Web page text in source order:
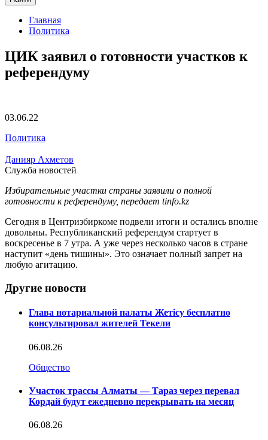
Главная
Политика
ЦИК заявил о готовности участков к
референдуму
03.06.22
Политика
Данияр Ахметов
Служба новостей
Избирательные участки страны заявили о полной
готовности к референдуму, передает tinfo.kz
Сегодня в Центризбиркоме подвели итоги и остались вполне
довольны. Республиканский референдум стартует в
воскресенье в 7 утра. А уже через несколько часов в стране
наступит «день тишины». Это означает полный запрет на
любую агитацию.
Другие новости
Глава нотариальной палаты Жетісу бесплатно
консультировал жителей Текели
06.08.26
Общество
Участок трассы Алматы — Тараз через перевал
Кордай будут ежедневно перекрывать на месяц
06.08.26